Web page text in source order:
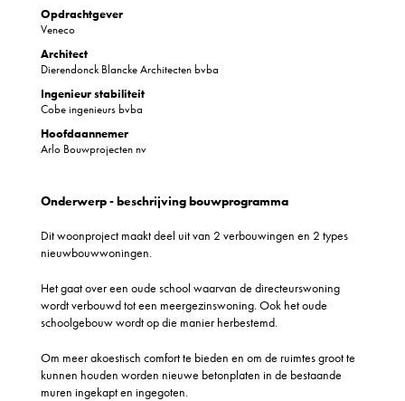
Opdrachtgever
Veneco
Architect
Dierendonck Blancke Architecten bvba
Ingenieur stabiliteit
Cobe ingenieurs bvba
Hoofdaannemer
Arlo Bouwprojecten nv
Onderwerp - beschrijving bouwprogramma
Dit woonproject maakt deel uit van 2 verbouwingen en 2 types
nieuwbouwwoningen.
Het gaat over een oude school waarvan de directeurswoning
wordt verbouwd tot een meergezinswoning. Ook het oude
schoolgebouw wordt op die manier herbestemd.
Om meer akoestisch comfort te bieden en om de ruimtes groot te
kunnen houden worden nieuwe betonplaten in de bestaande
muren ingekapt en ingegoten.